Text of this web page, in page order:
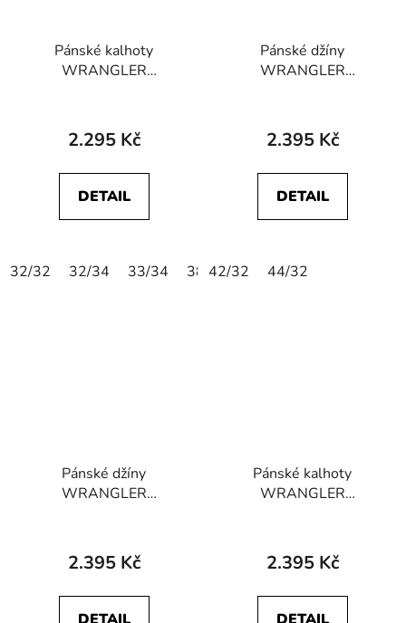
Pánské kalhoty
WRANGLER
STRETCH Charcoal
2.295 Kč
DETAIL
32/32 32/34 33/34 38/34
Pánské džíny
WRANGLER
STRETCH Azure Sky
2.395 Kč
DETAIL
42/32 44/32
Pánské džíny
WRANGLER
STRETCH Dandelion
Summer
2.395 Kč
Pánské kalhoty
WRANGLER
STRETCH Mahogany
2.395 Kč